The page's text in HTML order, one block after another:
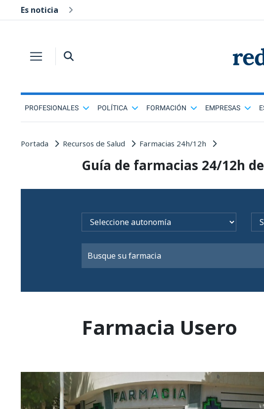
Es noticia
PROFESIONALES POLÍTICA FORMACIÓN EMPRESAS
Portada Recursos de Salud Farmacias 24h/12h
Guía de farmacias 24/12h
Farmacia Usero